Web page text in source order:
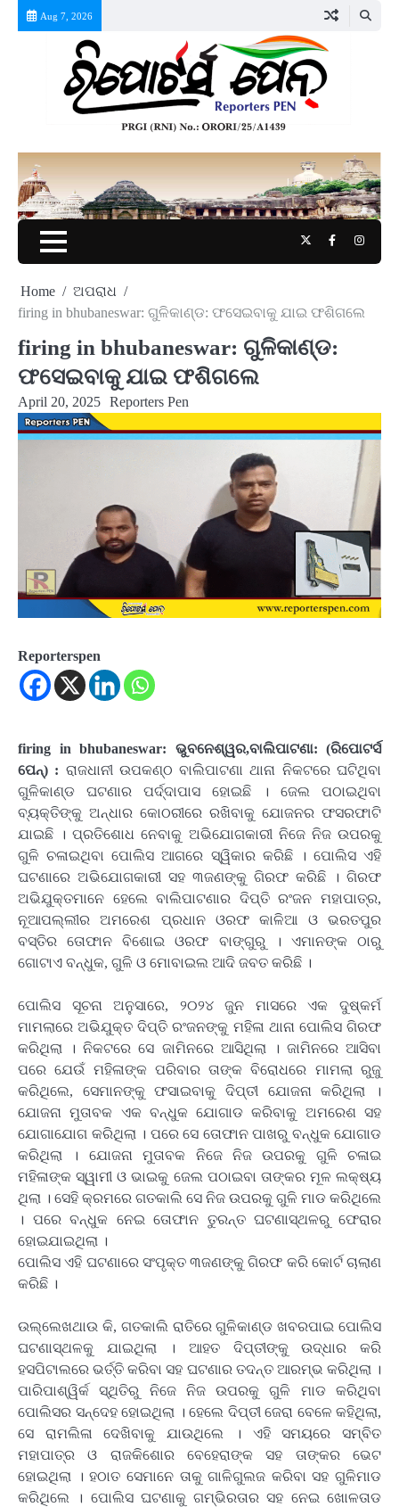
Aug 7, 2026
TwitterFacebook
Home
ଅପରାଧ
firing in bhubaneswar: ଗୁଳିକାଣ୍ଡ: ଫସେଇବାକୁ ଯାଇ ଫଶିଗଲେ
firing in bhubaneswar: ଗୁଳିକାଣ୍ଡ:
ଫସେଇବାକୁ ଯାଇ ଫଶିଗଲେ
April 20, 2025 Reporters Pen
Reporterspen
firing in bhubaneswar: ଭୁବନେଶ୍ୱର,ବାଲିପାଟଣା: (ରିପୋଟର୍ସ
ପେନ୍‌) : ରାଜଧାନୀ ଉପକଣ୍ଠ ବାଲିପାଟଣା ଥାନା ନିକଟରେ ଘଟିଥିବା
ଗୁଳିକାଣ୍ଡ ଘଟଣାର ପର୍ଦ୍ଦାପାସ ହୋଇଛି । ଜେଲ ପଠାଇଥିବା
ବ୍ୟକ୍ତିଙ୍କୁ ଅନ୍ଧାର କୋଠରୀରେ ରଖିବାକୁ ଯୋଜନର ଫସରଫାଟି
ଯାଇଛି । ପ୍ରତିଶୋଧ ନେବାକୁ ଅଭିଯୋଗକାରୀ ନିଜେ ନିଜ ଉପରକୁ
ଗୁଳି ଚଳାଇଥିବା ପୋଲିସ ଆଗରେ ସ୍ୱିକାର କରିଛି । ପୋଲିସ ଏହି
ଘଟଣାରେ ଅଭିଯୋଗକାରୀ ସହ ୩ଜଣଙ୍କୁ ଗିରଫ କରିଛି । ଗିରଫ
ଅଭିଯୁକ୍ତମାନେ ହେଲେ ବାଲିପାଟଣାର ଦିପ୍ତି ରଂଜନ ମହାପାତ୍ର,
ନୂଆପଲ୍ଲୀର ଅମରେଶ ପ୍ରଧାନ ଓରଫ କାଳିଆ ଓ ଭରତପୁର
ବସ୍ତିର ତୋଫାନ ବିଶୋଇ ଓରଫ ବାଙ୍ଗୁରୁ । ଏମାନଙ୍କ ଠାରୁ
ଗୋଟାଏ ବନ୍ଧୁକ, ଗୁଳି ଓ ମୋବାଇଲ ଆଦି ଜବତ କରିଛି ।
ପୋଲିସ ସୂଚନା ଅନୁସାରେ, ୨୦୨୪ ଜୁନ ମାସରେ ଏକ ଦୁଷ୍କର୍ମ
ମାମଲାରେ ଅଭିଯୁକ୍ତ ଦିପ୍ତି ରଂଜନଙ୍କୁ ମହିଳା ଥାନା ପୋଲିସ ଗିରଫ
କରିଥିଲା । ନିକଟରେ ସେ ଜାମିନରେ ଆସିଥିଲା । ଜାମିନରେ ଆସିବା
ପରେ ଯେଉଁ ମହିଳାଙ୍କ ପରିବାର ତାଙ୍କ ବିରୋଧରେ ମାମଲା ରୁଜୁ
କରିଥିଲେ, ସେମାନଙ୍କୁ ଫସାଇବାକୁ ଦିପ୍ତୀ ଯୋଜନା କରିଥିଲା ।
ଯୋଜନା ମୁତାବକ ଏକ ବନ୍ଧୁକ ଯୋଗାଡ କରିବାକୁ ଅମରେଶ ସହ
ଯୋଗାଯୋଗ କରିଥିଲା । ପରେ ସେ ତୋଫାନ ପାଖରୁ ବନ୍ଧୁକ ଯୋଗାଡ
କରିଥିଲା । ଯୋଜନା ମୁତାବକ ନିଜେ ନିଜ ଉପରକୁ ଗୁଳି ଚଳାଇ
ମହିଳାଙ୍କ ସ୍ୱାମୀ ଓ ଭାଇକୁ ଜେଲ ପଠାଇବା ତାଙ୍କର ମୂଳ ଲକ୍ଷ୍ୟ
ଥିଲା । ସେହି କ୍ରମରେ ଗତକାଲି ସେ ନିଜ ଉପରକୁ ଗୁଳି ମାଡ କରିଥିଲେ
। ପରେ ବନ୍ଧୁକ ନେଇ ତୋଫାନ ତୁରନ୍ତ ଘଟଣାସ୍ଥଳରୁ ଫେରାର
ହୋଇଯାଇଥିଲା ।
ପୋଲିସ ଏହି ଘଟଣାରେ ସଂପୃକ୍ତ ୩ଜଣଙ୍କୁ ଗିରଫ କରି କୋର୍ଟ ଚାଲାଣ
କରିଛି ।
ଉଲ୍ଲେଖଥାଉ କି, ଗତକାଲି ରାତିରେ ଗୁଳିକାଣ୍ଡ ଖବରପାଇ ପୋଲିସ
ଘଟଣାସ୍ଥଳକୁ ଯାଇଥିଲା । ଆହତ ଦିପ୍ତୀଙ୍କୁ ଉଦ୍ଧାର କରି
ହସପିଟାଲରେ ଭର୍ତ୍ତି କରିବା ସହ ଘଟଣାର ତଦନ୍ତ ଆରମ୍ଭ କରିଥିଲା ।
ପାରିପାଶ୍ୱିର୍କ ସ୍ଥିତିରୁ ନିଜେ ନିଜ ଉପରକୁ ଗୁଳି ମାଡ କରିଥିବା
ପୋଲିସର ସନ୍ଦେହ ହୋଇଥିଲା । ହେଲେ ଦିପ୍ତୀ ଜେରା ବେଳେ କହିଥିଲା,
ସେ ରାମଲିଳା ଦେଖିବାକୁ ଯାଉଥିଲେ । ଏହି ସମୟରେ ସମ୍ବିତ
ମହାପାତ୍ର ଓ ରାଜକିଶୋର ବେହେରାଙ୍କ ସହ ତାଙ୍କର ଭେଟ
ହୋଇଥିଲା । ହଠାତ ସେମାନେ ତାକୁ ଗାଳିଗୁଲଜ କରିବା ସହ ଗୁଳିମାଡ
କରିଥିଲେ । ପୋଲିସ ଘଟଣାକୁ ଗମ୍ଭିରତାର ସହ ନେଇ ଖୋଳତାଡ